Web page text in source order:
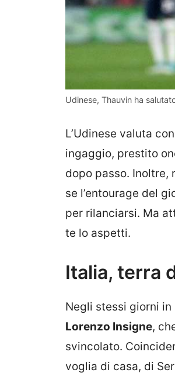
Udinese, Thauvin ha
L’Udinese valuta
ingaggio, prestito
dopo passo. Inoltre,
se l’entourage del
per rilanciarsi. Ma
te lo aspetti.
Italia, terra
Negli stessi giorni
Lorenzo Insigne,
svincolato.
voglia di casa, di